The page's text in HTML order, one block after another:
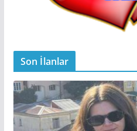
Son İlanlar